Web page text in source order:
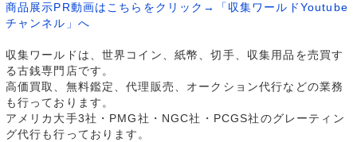
商品展示PR動画はこちらをクリック→「収集ワールドYoutube
チャンネル」へ
収集ワールドは、世界コイン、紙幣、切手、収集用品を売買す
る古銭専門店です。
高価買取、無料鑑定、代理販売、オークション代行などの業務
も行っております。
アメリカ大手3社・PMG社・NGC社・PCGS社のグレーティン
グ代行も行っております。